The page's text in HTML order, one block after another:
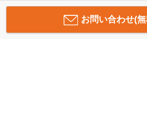
お問い合わせ(